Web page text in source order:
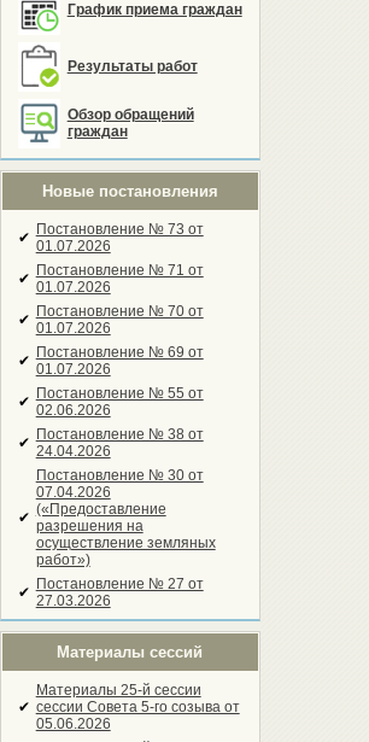
График приема граждан
Результаты работ
Обзор обращений
граждан
Новые постановления
✔ Постановление № 73 от
01.07.2026
✔ Постановление № 71 от
01.07.2026
✔ Постановление № 70 от
01.07.2026
✔ Постановление № 69 от
01.07.2026
✔ Постановление № 55 от
02.06.2026
✔ Постановление № 38 от
24.04.2026
✔
Постановление № 30 от
07.04.2026
(«Предоставление
разрешения на
осуществление земляных
работ»)
✔ Постановление № 27 от
27.03.2026
Материалы сессий
✔
Материалы 25-й сессии
сессии Совета 5-го созыва от
05.06.2026